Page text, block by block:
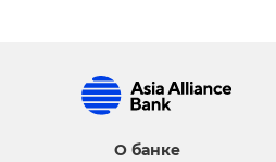
О банке